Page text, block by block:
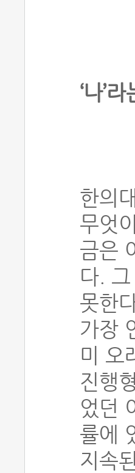
‘나’
한의
무엇
금은
다.
못한
가장
미 오
진행
었던
률에
지속